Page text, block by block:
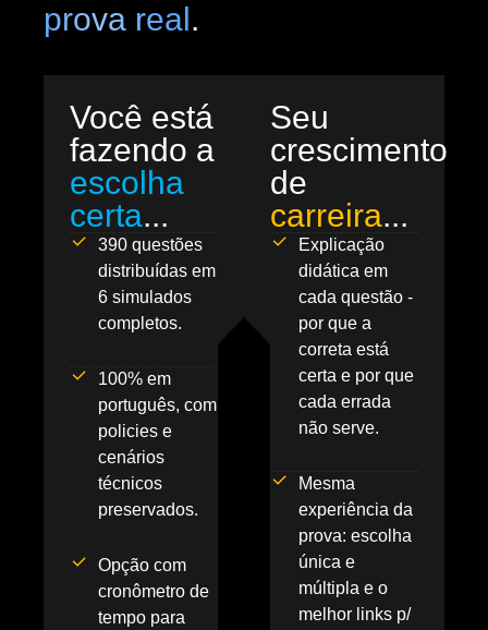
prova real .
Você está
fazendo a
escolha
certa...
390 questões
distribuídas em
6 simulados
completos.
100% em
português, com
policies e
cenários
técnicos
preservados.
Opção com
cronômetro de
tempo para
Seu
crescimento
de
carreira...
Explicação
didática em
cada questão -
por que a
correta está
certa e por que
cada errada
não serve.
Mesma
experiência da
prova: escolha
única e
múltipla e o
melhor links p/